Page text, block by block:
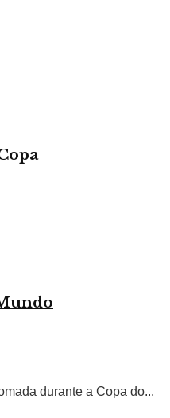
durante a Copa do...